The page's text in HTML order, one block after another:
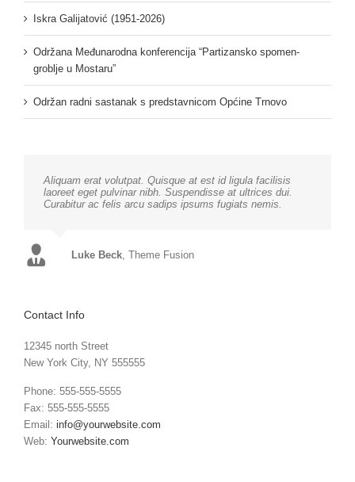
Iskra Galijatović (1951-2026)
Održana Međunarodna konferencija “Partizansko spomen-
groblje u Mostaru”
Održan radni sastanak s predstavnicom Općine Trnovo
Aliquam erat volutpat. Quisque at est id ligula facilisis
laoreet eget pulvinar nibh. Suspendisse at ultrices dui.
Curabitur ac felis arcu sadips ipsums fugiats nemis.
Luke Beck Theme Fusion
Contact Info
12345 north Street
New York City, NY 555555
Phone: 555-555-5555
Fax: 555-555-5555
Email: info@yourwebsite.com
Web: Yourwebsite.com